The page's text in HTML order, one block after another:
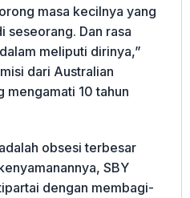
masa kecilnya yang
seseorang. Dan rasa
meliputi dirinya,”
dari Australian
mengamati 10 tahun
obsesi terbesar
SBY
dengan membagi-